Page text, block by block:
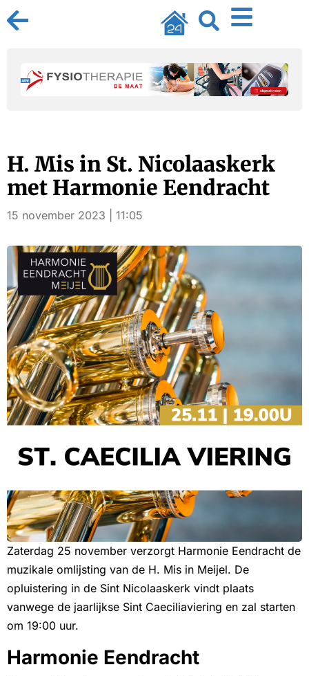
H. Mis in St. Nicolaaskerk
met Harmonie Eendracht
15 november 2023 | 11:05
Zaterdag 25 november verzorgt Harmonie Eendracht de
muzikale omlijsting van de H. Mis in Meijel. De
opluistering in de Sint Nicolaaskerk vindt plaats
vanwege de jaarlijkse Sint Caeciliaviering en zal starten
om 19:00 uur.
Harmonie Eendracht